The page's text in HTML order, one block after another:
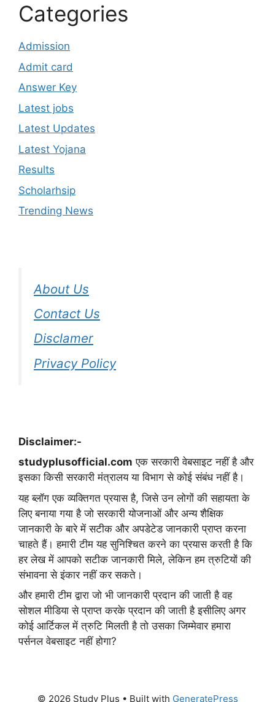
Categories
Admission
Admit card
Answer Key
Latest jobs
Latest Updates
Latest Yojana
Results
Scholarhsip
Trending News
About Us
Contact Us
Disclamer
Privacy Policy
Disclaimer:-
studyplusofficial.com एक सरकारी वेबसाइट नहीं है और
इसका किसी सरकारी मंत्रालय या विभाग से कोई संबंध नहीं है।
यह ब्लॉग एक व्यक्तिगत प्रयास है, जिसे उन लोगों की सहायता के
लिए बनाया गया है जो सरकारी योजनाओं और अन्य शैक्षिक
जानकारी के बारे में सटीक और अपडेटेड जानकारी प्राप्त करना
चाहते हैं। हमारी टीम यह सुनिश्चित करने का प्रयास करती है कि
हर लेख में आपको सटीक जानकारी मिले, लेकिन हम त्रुटियों की
संभावना से इंकार नहीं कर सकते।
और हमारी टीम द्वारा जो भी जानकारी प्रदान की जाती है वह
सोशल मीडिया से प्राप्त करके प्रदान की जाती है इसीलिए अगर
कोई आर्टिकल में त्रुटि मिलती है तो उसका जिम्मेवार हमारा
पर्सनल वेबसाइट नहीं होगा?
© 2026 Study Plus • Built with GeneratePress